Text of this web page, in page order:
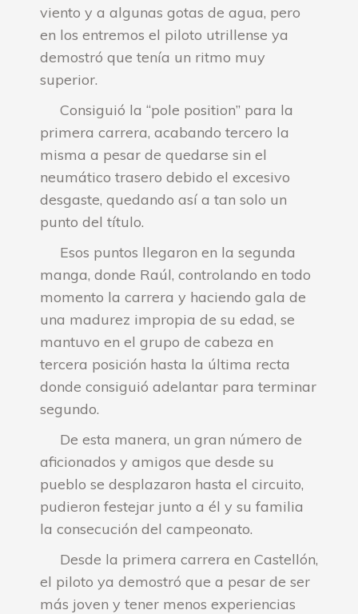
viento y a algunas gotas de agua, pero
en los entremos el piloto utrillense ya
demostró que tenía un ritmo muy
superior.
Consiguió la “pole position” para la
primera carrera, acabando tercero la
misma a pesar de quedarse sin el
neumático trasero debido el excesivo
desgaste, quedando así a tan solo un
punto del título.
Esos puntos llegaron en la segunda
manga, donde Raúl, controlando en todo
momento la carrera y haciendo gala de
una madurez impropia de su edad, se
mantuvo en el grupo de cabeza en
tercera posición hasta la última recta
donde consiguió adelantar para terminar
segundo.
De esta manera, un gran número de
aficionados y amigos que desde su
pueblo se desplazaron hasta el circuito,
pudieron festejar junto a él y su familia
la consecución del campeonato.
Desde la primera carrera en Castellón,
el piloto ya demostró que a pesar de ser
más joven y tener menos experiencias